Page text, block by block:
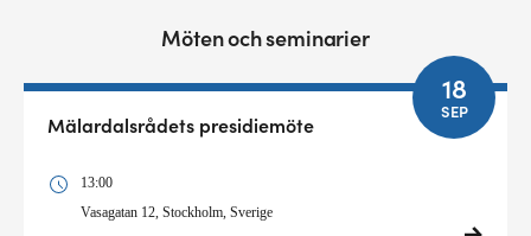
Möten och seminarier
18
SEP
Mälardalsrådets presidiemöte
13:00
Vasagatan 12, Stockholm, Sverige